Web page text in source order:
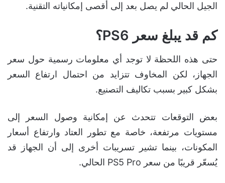
الجيل الحالي لم يصل بعد إلى أقصى إمكانياته التقنية.
كم قد يبلغ سعر PS6؟
حتى هذه اللحظة لا توجد أي معلومات رسمية حول سعر
الجهاز، لكن المخاوف تتزايد من احتمال ارتفاع السعر
بشكل كبير بسبب تكاليف التصنيع.
بعض التوقعات تتحدث عن إمكانية وصول السعر إلى
مستويات مرتفعة، خاصة مع تطور العتاد وارتفاع أسعار
المكونات، بينما تشير تسريبات أخرى إلى أن الجهاز قد
يُسعّر قريبًا من سعر PS5 Pro الحالي.